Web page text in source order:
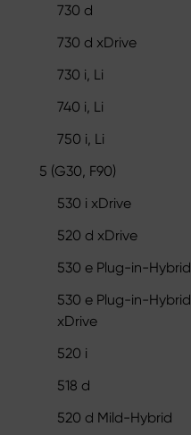
730 d
730 d xDrive
730 i, Li
740 i, Li
750 i, Li
5 (G30, F90)
530 i xDrive
520 d xDrive
530 e Plug-in-Hybrid
530 e Plug-in-Hybrid
xDrive
520 i
518 d
520 d Mild-Hybrid